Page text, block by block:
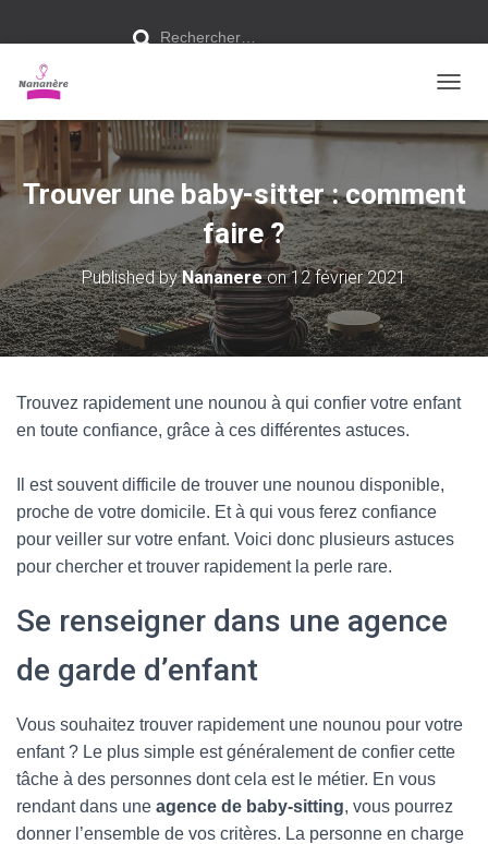
h
:
Rechercher…
U
V
R
/
F
E
R
M
E
R
N
T
Trouver une baby-sitter : comment
faire ?
Published byNananereon12 février 2021
Trouvez rapidement une nounou à qui confier votre enfant
en toute confiance, grâce à ces différentes astuces.
Il est souvent difficile de trouver une nounou disponible,
proche de votre domicile. Et à qui vous ferez confiance
pour veiller sur votre enfant. Voici donc plusieurs astuces
pour chercher et trouver rapidement la perle rare.
Se renseigner dans une agence
de garde d’enfant
Vous souhaitez trouver rapidement une nounou pour votre
enfant ? Le plus simple est généralement de confier cette
tâche à des personnes dont cela est le métier. En vous
rendant dans une agence de baby-sitting, vous pourrez
donner l’ensemble de vos critères. La personne en charge